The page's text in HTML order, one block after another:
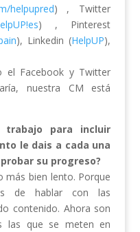
helpupred) , Twitter
) , Pinterest
), Linkedin (HelpUP),
el Facebook y Twitter
nuestra CM está
trabajo para incluir
le dais a cada una
su progreso?
más bien lento. Porque
de hablar con las
contenido. Ahora son
las que se meten en